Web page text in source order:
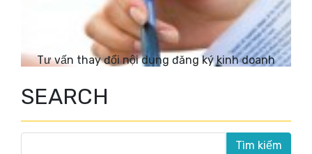
Tư vấn thay đổi nội dung đăng ký kinh doanh
SEARCH